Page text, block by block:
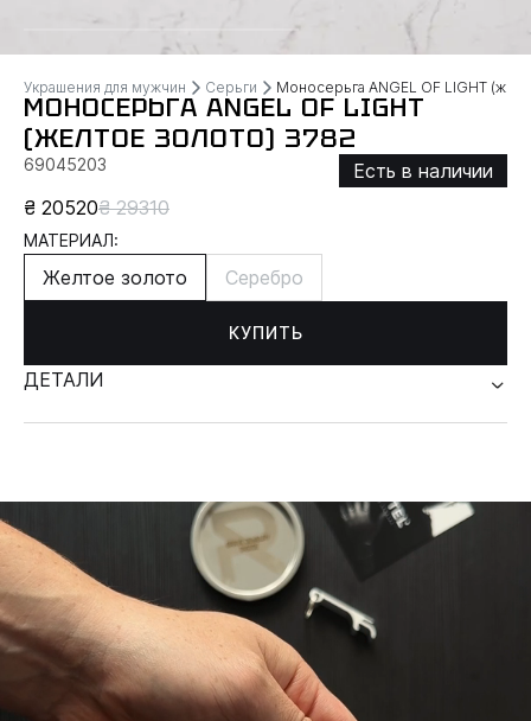
Украшения для мужчин Серьги Моносерьга ANGEL OF LIGHT
МОНОСЕРЬГА ANGEL OF LIGHT
(ЖЕЛТОЕ ЗОЛОТО) 3782
69045203
Есть в наличии
₴ 20520₴ 29310
МАТЕРИАЛ:
Желтое золото Серебро
КУПИТЬ
ДЕТАЛИ